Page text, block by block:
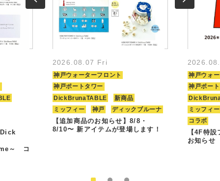
～ コ
2026.08.07 Fri
神戸ウォーターフロント
神戸ポートタワー
DickBrunaTABLE
新商品
ミッフィー
神戸 ディックブルーナ
【追加商品のお知らせ】8/8・
8/10〜 新アイテムが登場します！
神戸ウォ
神戸ポー
ミッフィー
コラボ
【4F特
お知らせ